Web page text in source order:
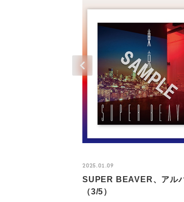
2025.01.09
SUPER BEAVER、アル
（3/5）